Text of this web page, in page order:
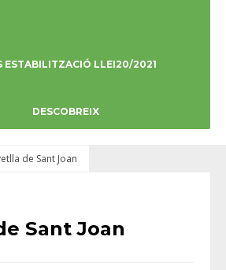
ESTABILITZACIÓ LLEI20/2021
DESCOBREIX
de Sant Joan
Sant Joan